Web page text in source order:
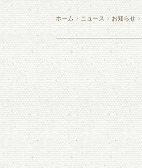
ホーム ニュース お知らせ